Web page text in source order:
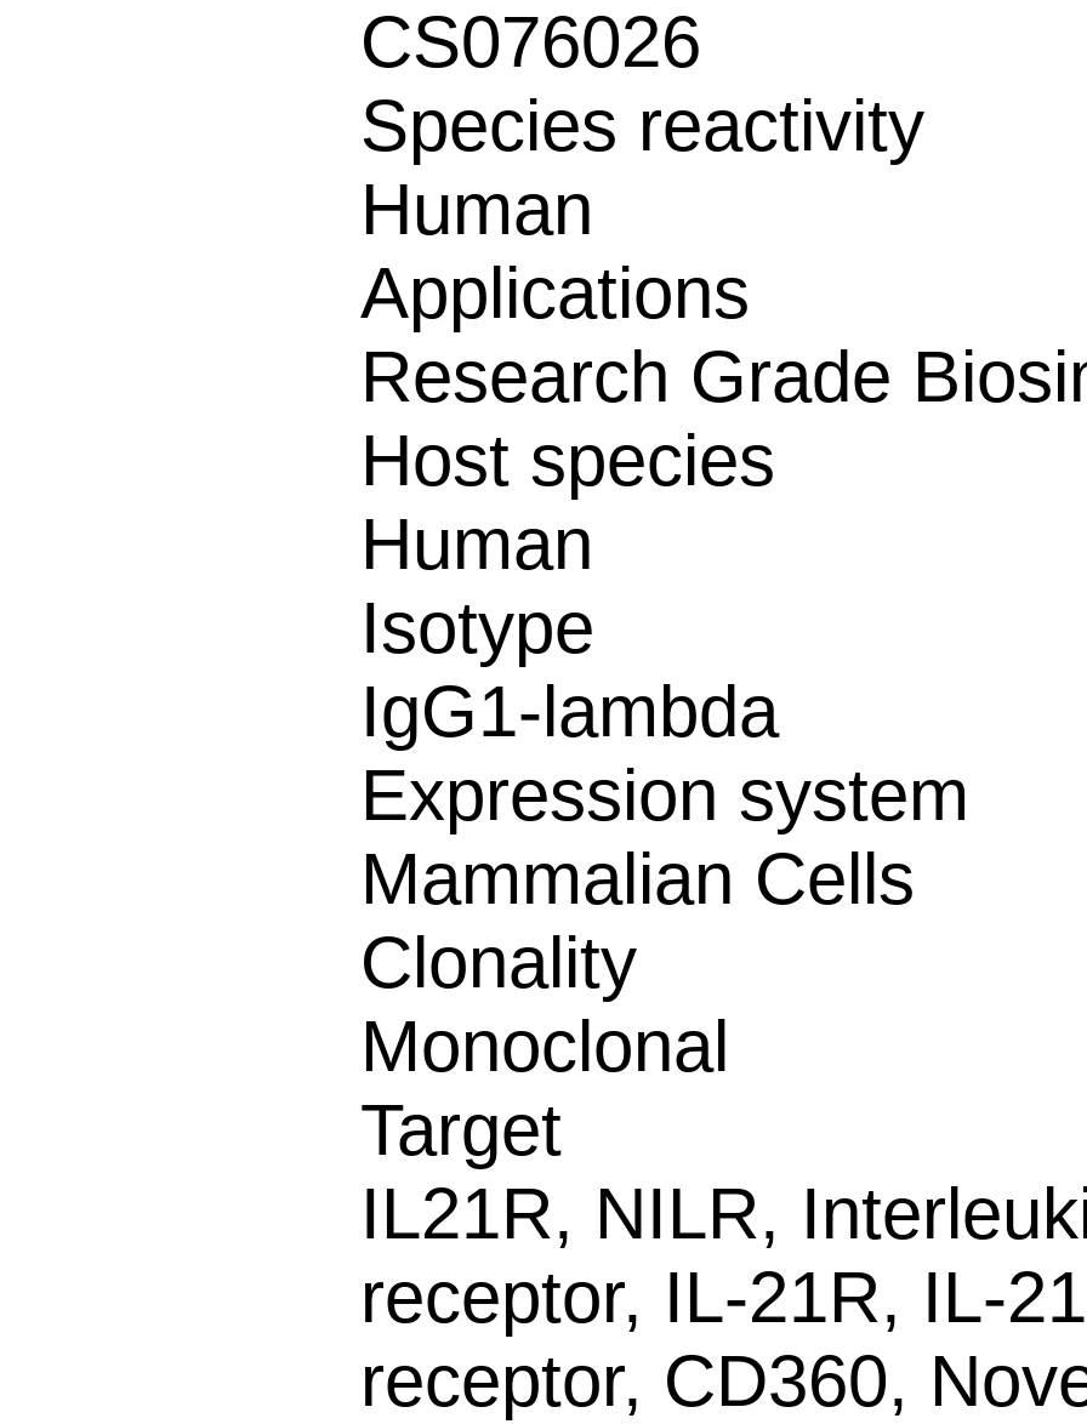
CS076026
Species reactivity
Human
Applications
Research Grade
Host species
Human
Isotype
IgG1-lambda
Expression system
Mammalian Cells
Clonality
Monoclonal
Target
IL21R, NILR,
receptor, IL-21R, IL-21
receptor, CD360,